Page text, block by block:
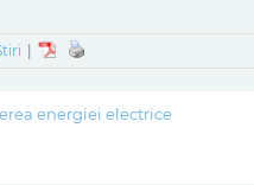
energiei electrice